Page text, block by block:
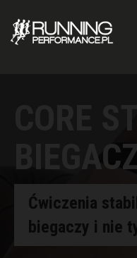
CORE
Ćwiczenia
biegaczy i nie